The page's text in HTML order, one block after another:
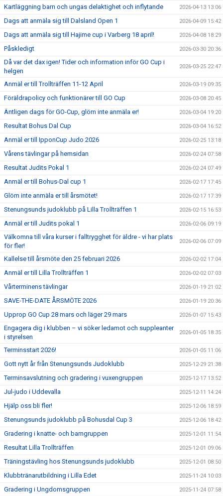
Kartläggning barn och ungas delaktighet och inflytande 2026-04-13 13:06
Dags att anmäla sig till Dalsland Open 1 2026-04-09 15:42
Dags att anmäla sig till Hajime cup i Varberg 18 april! 2026-04-08 18:29
Påskledigt 2026-03-30 20:36
Då var det dax igen! Tider och information inför GO Cup i
helgen
2026-03-25 22:47
Anmäl er till Trollträffen 11-12 April 2026-03-19 09:35
Föräldrapolicy och funktionärer till GO Cup 2026-03-08 20:45
Äntligen dags för GO-Cup, glöm inte anmäla er! 2026-03-04 19:20
Resultat Bohus Dal Cup 2026-03-04 16:52
Anmäl er till IpponCup Judo 2026 2026-02-25 13:18
Vårens tävlingar på hemsidan 2026-02-24 07:58
Resultat Judits Pokal 1 2026-02-24 07:49
Anmäl er till Bohus-Dal cup 1 2026-02-17 17:45
Glöm inte anmäla er till årsmötet! 2026-02-17 17:39
Stenungsunds judoklubb på Lilla Trollträffen 1 2026-02-15 16:53
Anmäl er till Judits pokal 1 2026-02-06 09:19
Välkomna till våra kurser i falltrygghet för äldre - vi har plats
för fler!
2026-02-06 07:09
Kallelse till årsmöte den 25 februari 2026 2026-02-02 17:04
Anmäl er till Lilla Trollträffen 1 2026-02-02 07:03
Vårterminens tävlingar 2026-01-19 21:02
SAVE-THE-DATE ÅRSMÖTE 2026 2026-01-19 20:36
Upprop GO Cup 28 mars och läger 29 mars 2026-01-07 15:43
Engagera dig i klubben – vi söker ledamot och suppleanter
i styrelsen
2026-01-05 18:35
Terminsstart 2026! 2026-01-05 11:06
Gott nytt år från Stenungsunds Judoklubb 2025-12-29 21:38
Terminsavslutning och gradering i vuxengruppen 2025-12-17 13:52
Jul-judo i Uddevalla 2025-12-11 14:24
Hjälp oss bli fler! 2025-12-06 18:59
Stenungsunds judoklubb på Bohusdal Cup 3 2025-12-06 18:42
Gradering i knatte- och barngruppen 2025-12-01 11:54
Resultat Lilla Trollträffen 2025-12-01 09:06
Träningstävling hos Stenungsunds judoklubb 2025-12-01 08:50
Klubbtränarutbildning i Lilla Edet 2025-11-24 10:03
Gradering i Ungdomsgruppen 2025-11-24 07:58